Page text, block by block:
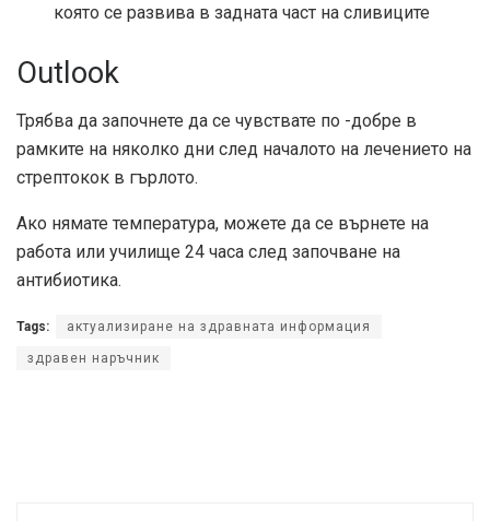
която се развива в задната част на сливиците
Outlook
Трябва да започнете да се чувствате по -добре в
рамките на няколко дни след началото на лечението на
стрептокок в гърлото.
Ако нямате температура, можете да се върнете на
работа или училище 24 часа след започване на
антибиотика.
Tags: актуализиране на здравната информация
здравен наръчник